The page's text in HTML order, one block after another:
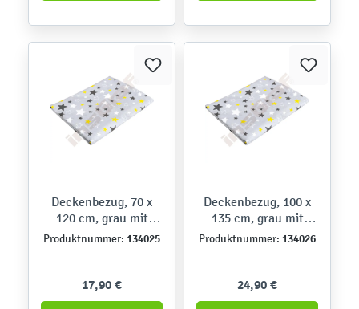
Deckenbezug, 70 x
120 cm, grau mit
Sternen
Produktnummer: 134025
17,90 €
Deckenbezug, 100 x
135 cm, grau mit
Sternen
Produktnummer: 134026
24,90 €